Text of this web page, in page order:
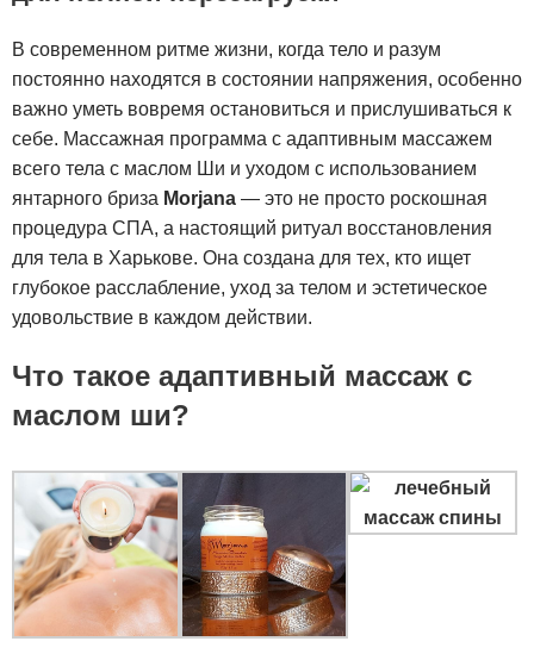
В современном ритме жизни, когда тело и разум
постоянно находятся в состоянии напряжения, особенно
важно уметь вовремя остановиться и прислушиваться к
себе. Массажная программа с адаптивным массажем
всего тела с маслом Ши и уходом с использованием
янтарного бриза Morjana — это не просто роскошная
процедура СПА, а настоящий ритуал восстановления
для тела в Харькове. Она создана для тех, кто ищет
глубокое расслабление, уход за телом и эстетическое
удовольствие в каждом действии.
Что такое адаптивный массаж с
маслом ши?